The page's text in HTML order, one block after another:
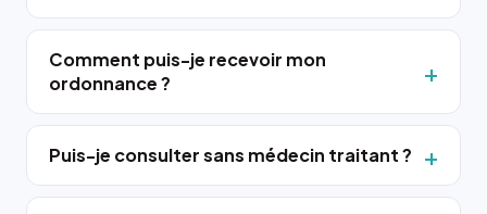
Comment puis-je recevoir mon
ordonnance ?
Puis-je consulter sans médecin traitant ?